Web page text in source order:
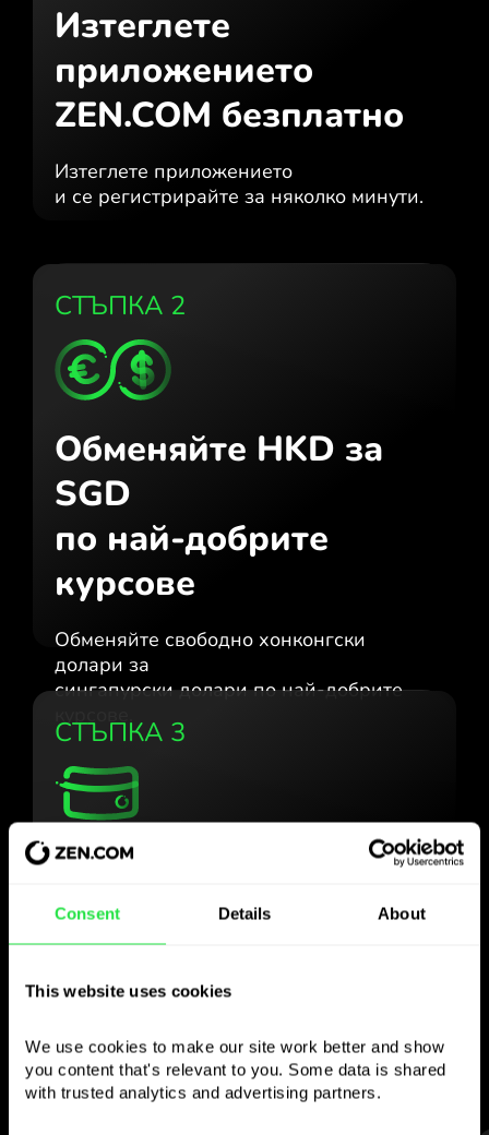
Consent Details About
This website uses cookies
We use cookies to make our site work better and show
you content that's relevant to you. Some data is shared
with trusted analytics and advertising partners.
Изтеглете
приложението
ZEN.COM безплатно
Изтеглете приложението
и се регистрирайте за няколко минути.
СТЪПКА 2
Обменяйте HKD за
SGD
по най-добрите
курсове
Обменяйте свободно хонконгски
долари за
сингапурски долари по най-добрите
СТЪПКА 3
Използвайте
избраната валута
както желаете
теглете от банкомати без
комисионна, плащайте с мултивалутна
карта